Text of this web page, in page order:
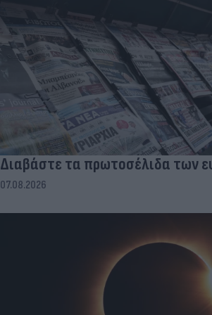
Διαβάστε τα πρωτοσέλιδα των
07.08.2026